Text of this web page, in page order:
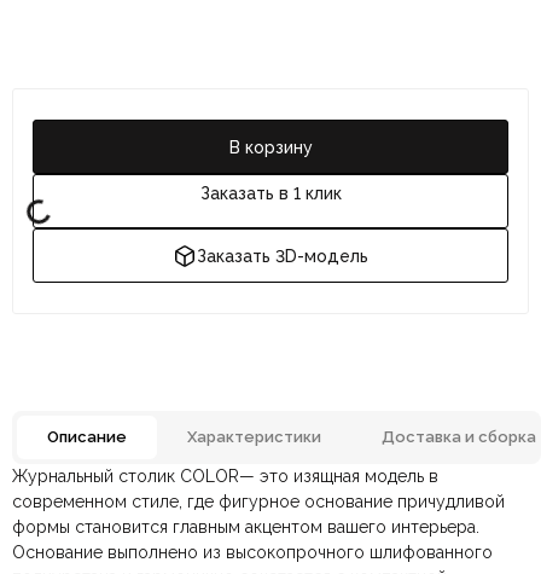
В корзину
Заказать в 1 клик
Заказать 3D-модель
Описание Характеристики Доставка и сборка
Журнальный столик COLOR— это изящная модель в
современном стиле, где фигурное основание причудливой
формы становится главным акцентом вашего интерьера.
Основание выполнено из высокопрочного шлифованного
Материал МДФ
Размеры ШxГxВ 360х360х505 мм.
По всей России: отправляем через транспортную
Оплата в салоне-магазине— наличными или картой
Отзывов ещё нет. Напишите первым.